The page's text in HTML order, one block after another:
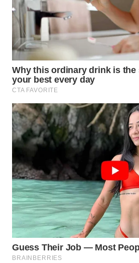
WN
SULBAR
WN
BABEL
WN
WN
SUMSEL
BENGKULU
WN
LAMPUNG
WN
JATENG